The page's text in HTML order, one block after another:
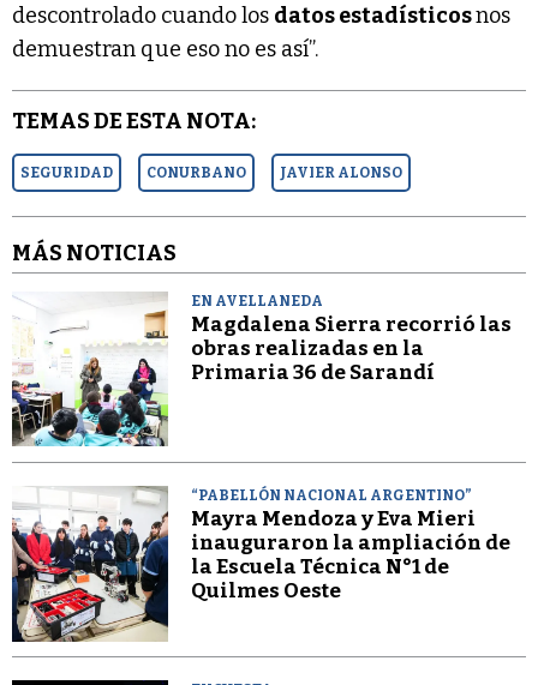
descontrolado cuando los datos estadísticosnos
demuestran que eso no es así”.
TEMAS DE ESTA NOTA:
SEGURIDAD CONURBANO JAVIER ALONSO
MÁS NOTICIAS
EN AVELLANEDA
Magdalena Sierra recorrió las
obras realizadas en la
Primaria 36 de Sarandí
“PABELLÓN NACIONAL ARGENTINO”
Mayra Mendoza y Eva Mieri
inauguraron la ampliación de
la Escuela Técnica N°1 de
Quilmes Oeste